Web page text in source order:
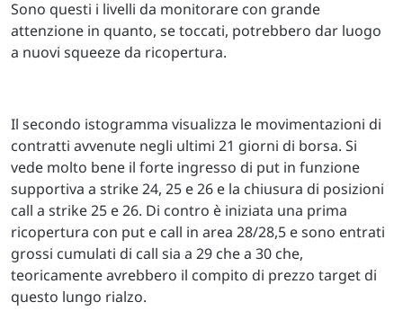
Sono questi i livelli da monitorare con grande
attenzione in quanto, se toccati, potrebbero dar luogo
a nuovi squeeze da ricopertura.
Il secondo istogramma visualizza le movimentazioni di
contratti avvenute negli ultimi 21 giorni di borsa. Si
vede molto bene il forte ingresso di put in funzione
supportiva a strike 24, 25 e 26 e la chiusura di posizioni
call a strike 25 e 26. Di contro è iniziata una prima
ricopertura con put e call in area 28/28,5 e sono entrati
grossi cumulati di call sia a 29 che a 30 che,
teoricamente avrebbero il compito di prezzo target di
questo lungo rialzo.